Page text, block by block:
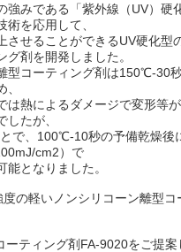
みである「紫外線（UV）硬
術を応用して、
させることができるUV硬化型
グ剤を開発しました。
型コーティング剤は150℃-30
は熱によるダメージで変形等
したが、
で、100℃-10秒の予備乾燥後
cm2）で
能となりました。
の軽いノンシリコーン離型コ
ーティング剤FA-9020をご提案